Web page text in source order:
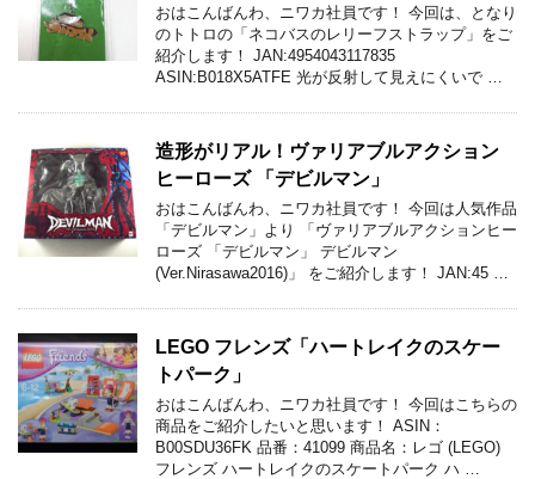
おはこんばんわ、ニワカ社員です！ 今回は、となり
のトトロの「ネコバスのレリーフストラップ」をご
紹介します！ JAN:4954043117835
ASIN:B018X5ATFE 光が反射して見えにくいで …
造形がリアル！ヴァリアブルアクション
ヒーローズ 「デビルマン」
おはこんばんわ、ニワカ社員です！ 今回は人気作品
「デビルマン」より 「ヴァリアブルアクションヒー
ローズ 「デビルマン」 デビルマン
(Ver.Nirasawa2016)」 をご紹介します！ JAN:45 …
LEGO フレンズ「ハートレイクのスケー
トパーク」
おはこんばんわ、ニワカ社員です！ 今回はこちらの
商品をご紹介したいと思います！ ASIN：
B00SDU36FK 品番：41099 商品名：レゴ (LEGO)
フレンズ ハートレイクのスケートパーク ハ …